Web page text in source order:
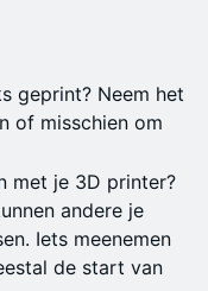
geprint? Neem het
of misschien om
met je 3D printer?
andere je
Iets meenemen
de start van